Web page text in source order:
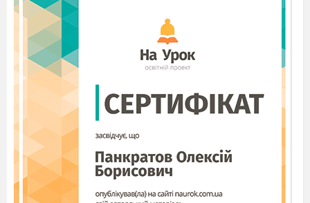
В Тиждень географії
діяльності учнів як виступи лекторської групи.
Підготовлені
активісти знайомили дітей з цікавими природними фактами,
надзвичайними місцевостями усіх куточків світу.
В розповіді використовувалися карти світу, материків із
зображенням тваринного, рослинного світу, визначні пам
природи.
МАТЕРІАЛИ ВИСТУПУ ЛЕКТОРСЬКОЇ